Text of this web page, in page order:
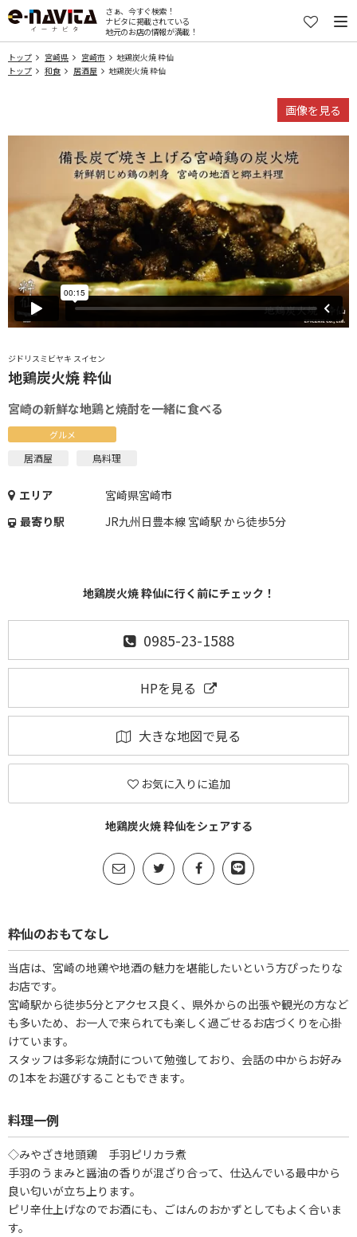
さぁ、今すぐ検索！
ナビタに掲載されている
地元のお店の情報が満載！
トップ 宮崎県 宮崎市
地鶏炭火焼 粋仙
トップ
和食 居酒屋 地鶏炭火焼 粋仙
ジドリスミビヤキ スイセン
地鶏炭火焼 粋仙
宮崎の新鮮な地鶏と焼酎を一緒に食べる
グルメ
居酒屋 鳥料理
エリア
宮崎県宮崎市
最寄り駅
JR九州日豊本線 宮崎駅 から徒歩5分
地鶏炭火焼 粋仙に行く前にチェック！
0985-23-1588
HPを見る
大きな地図で見る
お気に入りに追加
地鶏炭火焼 粋仙をシェアする
画像を見る
粋仙のおもてなし
当店は、宮崎の地鶏や地酒の魅力を堪能したいという方ぴったりな
お店です。
宮崎駅から徒歩5分とアクセス良く、県外からの出張や観光の方など
も多いため、お一人で来られても楽しく過ごせるお店づくりを心掛
けています。
スタッフは多彩な焼酎について勉強しており、会話の中からお好み
の1本をお選びすることもできます。
料理一例
◇みやざき地頭鶏 手羽ピリカラ煮
手羽のうまみと醤油の香りが混ざり合って、仕込んでいる最中から
良い匂いが立ち上ります。
ピリ辛仕上げなのでお酒にも、ごはんのおかずとしてもよく合いま
す。